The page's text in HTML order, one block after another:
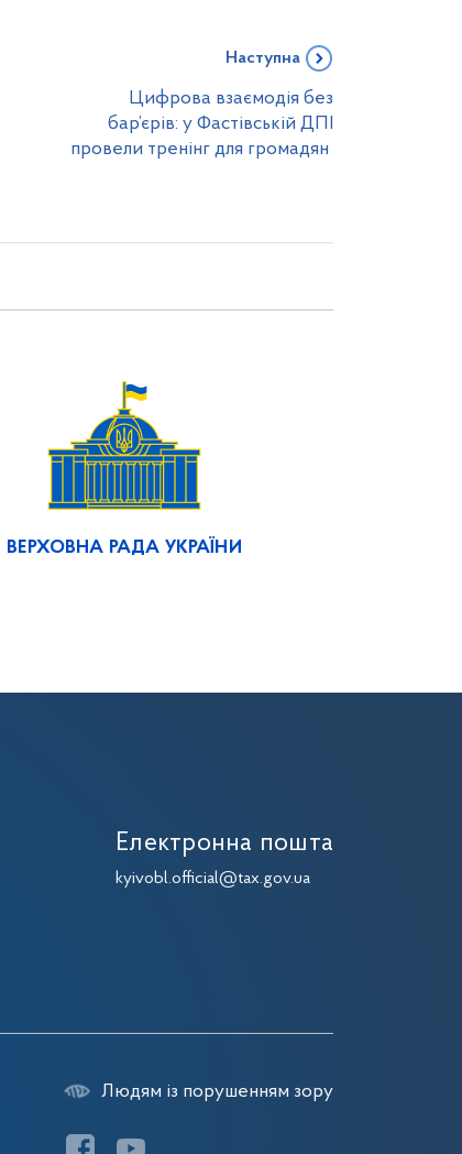
Наступна
Цифрова взаємодія без
бар’єрів: у Фастівській ДПІ
провели тренінг для громадян
ВЕРХОВНА РАДА УКРАЇНИ
Електронна пошта
kyivobl.official@tax.gov.ua
Людям із порушенням зору